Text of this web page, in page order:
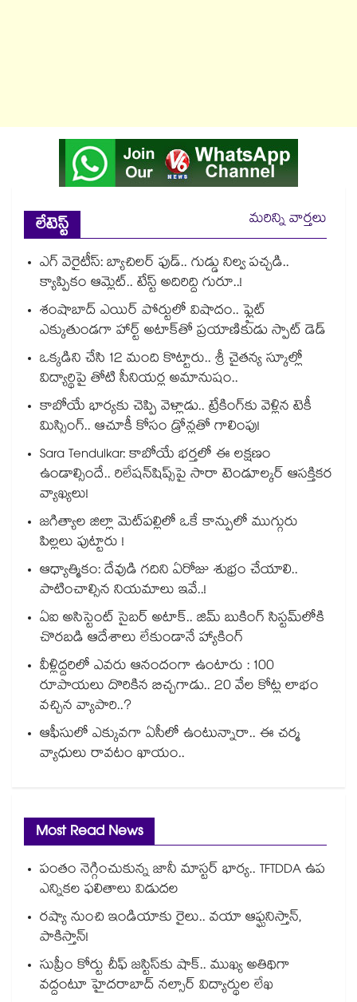
లేటెస్ట్
మరిన్ని వార్తలు
ఎగ్ వెరైటీస్: బ్యాచిలర్ ఫుడ్.. గుడ్డు నిల్వ పచ్చడి..
క్యాప్పికం ఆమ్లెట్.. టేస్ట్ అదిరిద్ది గురూ..!
శంషాబాద్ ఎయిర్ పోర్టులో విషాదం.. ఫ్లైట్
ఎక్కుతుండగా హార్ట్ అటాక్⁭తో ప్రయాణికుడు స్పాట్ డెడ్
ఒక్కడిని చేసి 12 మంది కొట్టారు.. శ్రీ చైతన్య స్కూల్లో
విద్యార్థిపై తోటి సీనియర్ల అమానుషం..
కాబోయే భార్యకు చెప్పి వెళ్లాడు.. ట్రేకింగ్‌కు వెళ్లిన టెకీ
మిస్సింగ్.. ఆచూకీ కోసం డ్రోన్లతో గాలింపు!
Sara Tendulkar: కాబోయే భర్తలో ఈ లక్షణం
ఉండాల్సిందే.. రిలేషన్‌షిప్స్‌పై సారా టెండూల్కర్ ఆసక్తికర
వ్యాఖ్యలు!
జగిత్యాల జిల్లా మెట్‌పల్లిలో ఒకే కాన్పులో ముగ్గురు
పిల్లలు పుట్టారు !
ఆధ్యాత్మికం: దేవుడి గదిని ఏరోజు శుభ్రం చేయాలి..
పాటించాల్సిన నియమాలు ఇవే..!
ఏఐ అసిస్టెంట్ సైబర్ అటాక్.. జిమ్ బుకింగ్ సిస్టమ్‌లోకి
చొరబడి ఆదేశాలు లేకుండానే హ్యాకింగ్
వీళ్లిద్దరిలో ఎవరు ఆనందంగా ఉంటారు : 100
రూపాయలు దొరికిన బిచ్చగాడు.. 20 వేల కోట్ల లాభం
వచ్చిన వ్యాపారి..?
ఆఫీసులో ఎక్కువగా ఏసీలో ఉంటున్నారా.. ఈ చర్మ
వ్యాధులు రావటం ఖాయం..
Most Read News
పంతం నెగ్గించుకున్న జానీ మాస్టర్ భార్య.. TFTDDA ఉప
ఎన్నికల ఫలితాలు విడుదల
రష్యా నుంచి ఇండియాకు రైలు.. వయా ఆఫ్ఘనిస్తాన్,
పాకిస్తాన్!
సుప్రీం కోర్టు చీఫ్ జస్టిస్⁭కు షాక్.. ముఖ్య అతిథిగా
వద్దంటూ హైదరాబాద్ నల్సార్ విద్యార్థుల లేఖ